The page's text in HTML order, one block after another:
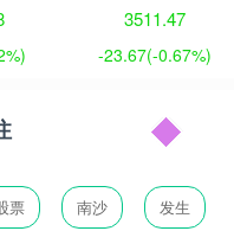
3511.47
-23.67(-0.67%)
票 南沙 发生